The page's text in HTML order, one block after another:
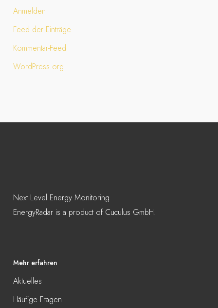
Anmelden
Feed der Einträge
Kommentar-Feed
WordPress.org
Next Level Energy Monitoring
EnergyRadar is a product of Cuculus GmbH.
Mehr erfahren
Aktuelles
Häufige Fragen